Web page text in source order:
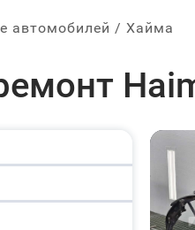
автомобилей Хайма